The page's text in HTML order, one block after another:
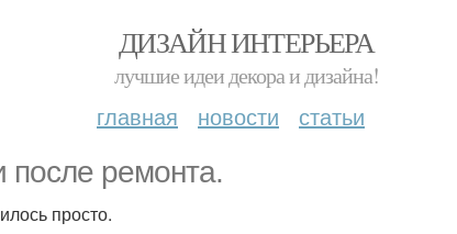
ДИЗАЙН ИНТЕРЬЕРА
лучшие идеи декора и дизайна!
главная новости статьи
после ремонта.
просто.